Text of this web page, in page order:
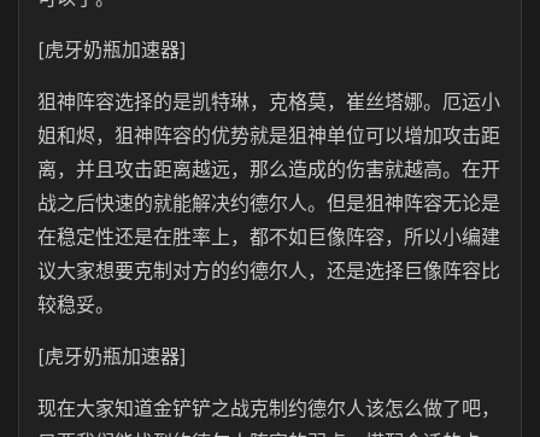
[虎牙奶瓶加速器]
狙神阵容选择的是凯特琳，克格莫，崔丝塔娜。厄运小
姐和烬，狙神阵容的优势就是狙神单位可以增加攻击距
离，并且攻击距离越远，那么造成的伤害就越高。在开
战之后快速的就能解决约德尔人。但是狙神阵容无论是
在稳定性还是在胜率上，都不如巨像阵容，所以小编建
议大家想要克制对方的约德尔人，还是选择巨像阵容比
较稳妥。
[虎牙奶瓶加速器]
现在大家知道金铲铲之战克制约德尔人该怎么做了吧，